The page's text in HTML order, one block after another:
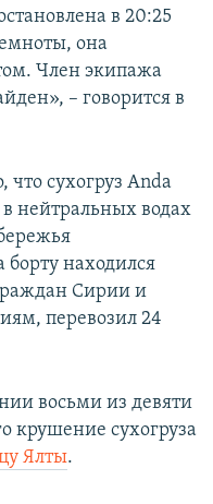
в 20:25
она
Член экипажа
– говорится в
что сухогруз Anda
нейтральных водах
находился
Сирии и
перевозил 24
восьми из девяти
крушение сухогруза
Ялты.